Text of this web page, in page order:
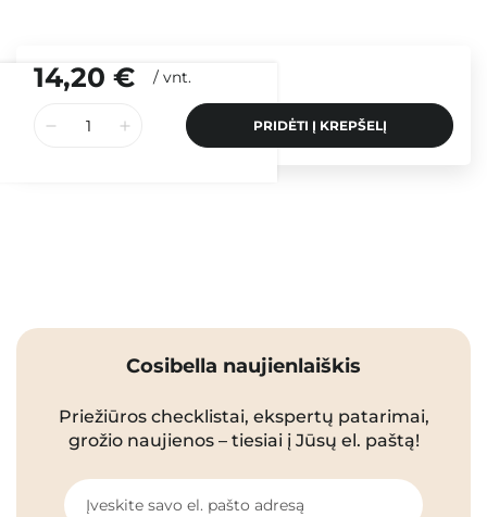
14,20 € / vnt.
PRIDĖTI Į KREPŠELĮ
Cosibella naujienlaiškis
Priežiūros checklistai, ekspertų patarimai,
grožio naujienos – tiesiai į Jūsų el. paštą!
Įveskite savo el. pašto adresą